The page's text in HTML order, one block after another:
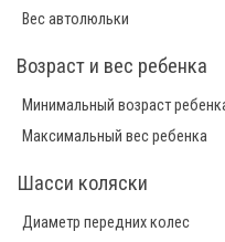
Вес автолюльки
Возраст и вес ребенка
Минимальный возраст
Максимальный вес ребенка
Шасси коляски
Диаметр передних колес